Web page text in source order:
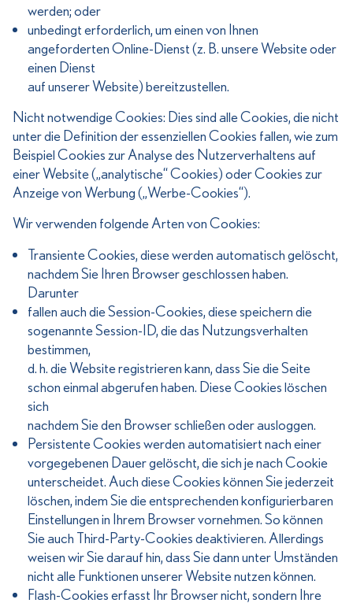
werden; oder
unbedingt erforderlich, um einen von Ihnen
angeforderten Online-Dienst (z. B. unsere Website oder
einen Dienst
auf unserer Website) bereitzustellen.
Nicht notwendige Cookies: Dies sind alle Cookies, die nicht
unter die Definition der essenziellen Cookies fallen, wie zum
Beispiel Cookies zur Analyse des Nutzerverhaltens auf
einer Website („analytische“ Cookies) oder Cookies zur
Anzeige von Werbung („Werbe-Cookies“).
Wir verwenden folgende Arten von Cookies:
Transiente Cookies, diese werden automatisch gelöscht,
nachdem Sie Ihren Browser geschlossen haben.
Darunter
fallen auch die Session-Cookies, diese speichern die
sogenannte Session-ID, die das Nutzungsverhalten
bestimmen,
d. h. die Website registrieren kann, dass Sie die Seite
schon einmal abgerufen haben. Diese Cookies löschen
sich
nachdem Sie den Browser schließen oder ausloggen.
Persistente Cookies werden automatisiert nach einer
vorgegebenen Dauer gelöscht, die sich je nach Cookie
unterscheidet. Auch diese Cookies können Sie jederzeit
löschen, indem Sie die entsprechenden konfigurierbaren
Einstellungen in Ihrem Browser vornehmen. So können
Sie auch Third-Party-Cookies deaktivieren. Allerdings
weisen wir Sie darauf hin, dass Sie dann unter Umständen
nicht alle Funktionen unserer Website nutzen können.
Flash-Cookies erfasst Ihr Browser nicht, sondern Ihre